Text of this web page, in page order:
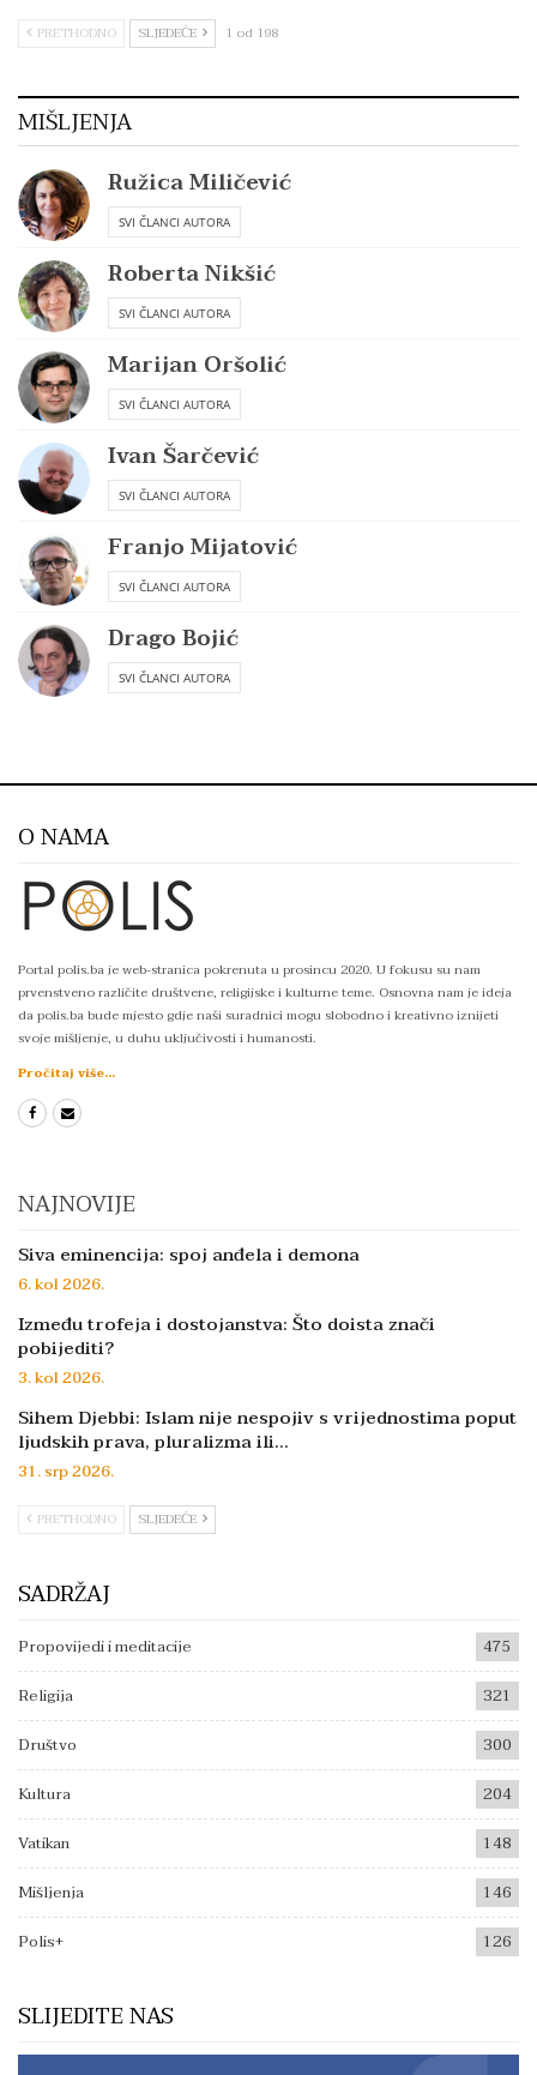
PRETHODNO SLJEDEĆE 1 od 198
MIŠLJENJA
Ružica Miličević
SVI ČLANCI AUTORA
Roberta Nikšić
SVI ČLANCI AUTORA
Marijan Oršolić
SVI ČLANCI AUTORA
Ivan Šarčević
SVI ČLANCI AUTORA
Franjo Mijatović
SVI ČLANCI AUTORA
Drago Bojić
SVI ČLANCI AUTORA
O NAMA
Portal polis.ba je web-stranica pokrenuta u prosincu 2020. U fokusu su nam
prvenstveno različite društvene, religijske i kulturne teme. Osnovna nam je ideja
da polis.ba bude mjesto gdje naši suradnici mogu slobodno i kreativno iznijeti
svoje mišljenje, u duhu uključivosti i humanosti.
Pročitaj više...
NAJNOVIJE
Siva eminencija: spoj anđela i demona
6. kol 2026.
Između trofeja i dostojanstva: Što doista znači
pobijediti?
3. kol 2026.
Sihem Djebbi: Islam nije nespojiv s vrijednostima poput
ljudskih prava, pluralizma ili…
31. srp 2026.
PRETHODNO SLJEDEĆE
SADRŽAJ
Propovijedi i meditacije
475
Religija
321
Društvo
300
Kultura
204
Vatikan
148
Mišljenja
146
Polis+
126
SLIJEDITE NAS